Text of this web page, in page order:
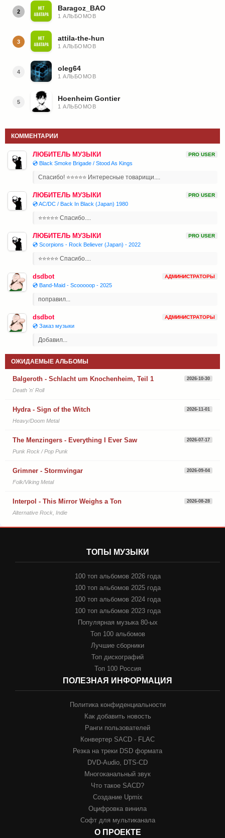
2 Baragoz_BAO
1 АЛЬБОМОВ
3 attila-the-hun
1 АЛЬБОМОВ
4 oleg64
1 АЛЬБОМОВ
5 Hoenheim Gontier
1 АЛЬБОМОВ
КОММЕНТАРИИ
ЛЮБИТЕЛЬ МУЗЫКИ PRO USER
💿 Black Smoke Brigade / Stood As Kings
Спасибо! ⭐⭐⭐⭐⭐ Интересные товарищи....
ЛЮБИТЕЛЬ МУЗЫКИ PRO USER
💿 AC/DC / Back In Black (Japan) 1980
⭐⭐⭐⭐⭐ Спасибо....
ЛЮБИТЕЛЬ МУЗЫКИ PRO USER
💿 Scorpions - Rock Believer (Japan) - 2022
⭐⭐⭐⭐⭐ Спасибо....
dsdbot АДМИНИСТРАТОРЫ
💿 Band-Maid - Scooooop - 2025
поправил...
dsdbot АДМИНИСТРАТОРЫ
💿 Заказ музыки
Добавил...
ОЖИДАЕМЫЕ АЛЬБОМЫ
Balgeroth - Schlacht um Knochenheim, Teil 1 2026-10-30
Death 'n' Roll
Hydra - Sign of the Witch 2026-11-01
Heavy/Doom Metal
The Menzingers - Everything I Ever Saw 2026-07-17
Punk Rock / Pop Punk
Grimner - Stormvingar 2026-09-04
Folk/Viking Metal
Interpol - This Mirror Weighs a Ton 2026-08-28
Alternative Rock, Indie
ТОПЫ МУЗЫКИ
100 топ альбомов 2026 года
100 топ альбомов 2025 года
100 топ альбомов 2024 года
100 топ альбомов 2023 года
Популярная музыка 80-ых
Топ 100 альбомов
Лучшие сборники
Топ дискографий
Топ 100 Россия
ПОЛЕЗНАЯ ИНФОРМАЦИЯ
Политика конфиденциальности
Как добавить новость
Ранги пользователей
Конвертер SACD - FLAC
Резка на треки DSD формата
DVD-Audio, DTS-CD
Многоканальный звук
Что такое SACD?
Создание Upmix
Оцифровка винила
Софт для мультиканала
О ПРОЕКТЕ